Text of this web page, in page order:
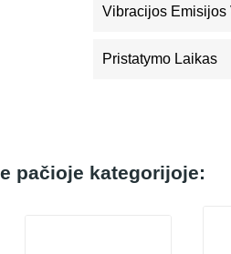
Vibracijos Emisijos
Pristatymo Laikas
pačioje kategorijoje: